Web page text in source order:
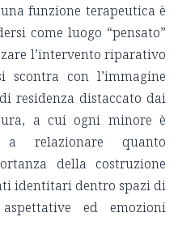
funzione terapeutica è
come luogo “pensato”
l’intervento riparativo
scontra con l’immagine
residenza distaccato dai
a cui ogni minore è
a relazionare quanto
della costruzione
identitari dentro spazi di
ed emozioni